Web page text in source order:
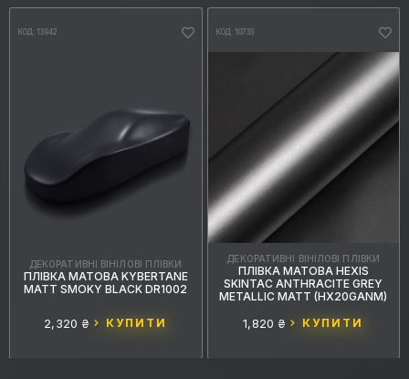
КОД: 13942
ДЕКОРАТИВНІ ВІНІЛОВІ ПЛІВКИ
ПЛІВКА МАТОВА KYBERTANE
MATT SMOKY BLACK DR1002
2,320 ₴ КУПИТИ
КОД: 10733
ДЕКОРАТИВНІ ВІНІЛОВІ ПЛІВКИ
ПЛІВКА МАТОВА HEXIS
SKINTAC ANTHRACITE GREY
METALLIC MATT (HX20GANM)
1,820 ₴ КУПИТИ